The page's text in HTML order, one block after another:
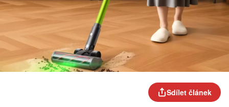
Sdílet článek